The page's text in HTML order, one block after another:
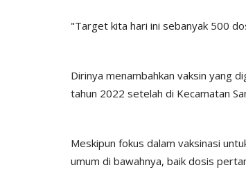
"Target kita hari ini sebanyak 500
Dirinya menambahkan vaksin yang
tahun 2022 setelah di Kecamatan
Meskipun fokus dalam vaksinasi
umum di bawahnya, baik dosis